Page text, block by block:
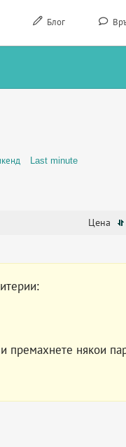
Блог
Last minute
Цена
премахнете някои